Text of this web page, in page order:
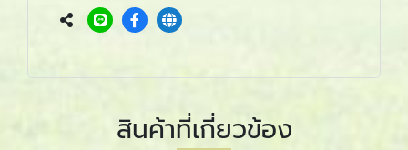
สินค้าที่เกี่ยวข้อง